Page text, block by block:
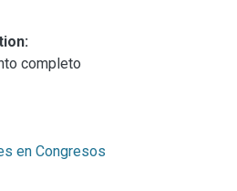
completo
en Congresos